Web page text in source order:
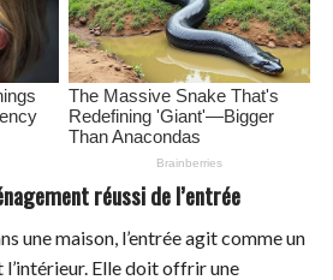
réussi de l’entrée
une maison, l’entrée agit comme un
l’intérieur. Elle doit offrir une